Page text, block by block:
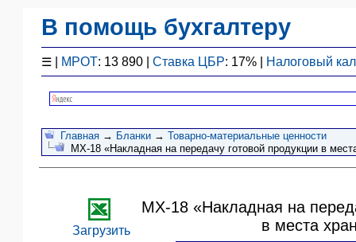
В помощь бухгалтеру
☰ МРОТ: 13 890 | Ставка ЦБР: 17% | Налоговый
Законодательство
F1 - Отчетность
План счетов
Упрощенка
Договоры
Главная → Бланки → Товарно-материальные ценности
MХ-18 «Накладная на передачу готовой продукции в
Загрузить
MХ-18 «Накладная на
в места